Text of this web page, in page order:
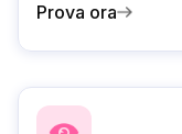
Prova ora